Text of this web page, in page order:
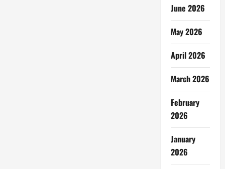
June 2026
May 2026
April 2026
March 2026
February
2026
January
2026